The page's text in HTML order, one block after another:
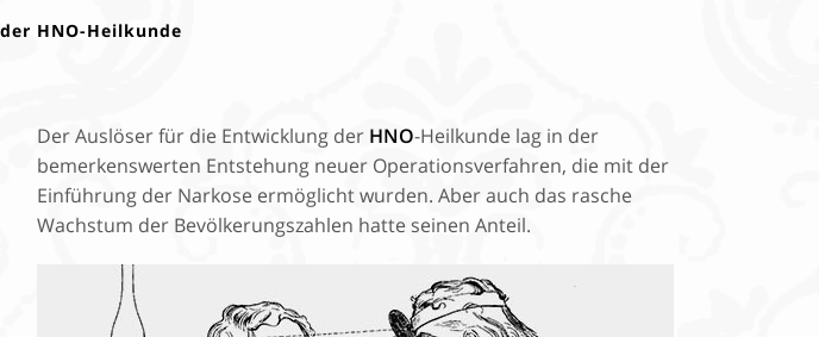
Laserconchotomie
Keloidentfernung
Faltenbehandlung
Botulinum
HNO-Heilkunde
Der Auslöser für die Entwicklung der HNO-Heilkunde lag in der
bemerkenswerten Entstehung neuer Operationsverfahren, die mit der
Einführung der Narkose ermöglicht wurden. Aber auch das rasche
Wachstum der Bevölkerungszahlen hatte seinen Anteil.